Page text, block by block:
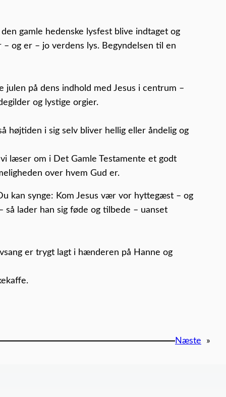
gamle hedenske lysfest blive indtaget og
– og er – jo verdens lys. Begyndelsen til en
julen på dens indhold med Jesus i centrum –
og lystige orgier.
højtiden i sig selv bliver hellig eller åndelig og
læser om i Det Gamle Testamente et godt
over hvem Gud er.
kan synge: Kom Jesus vær vor hyttegæst – og
lader han sig føde og tilbede – uanset
er trygt lagt i hænderen på Hanne og
Næste »